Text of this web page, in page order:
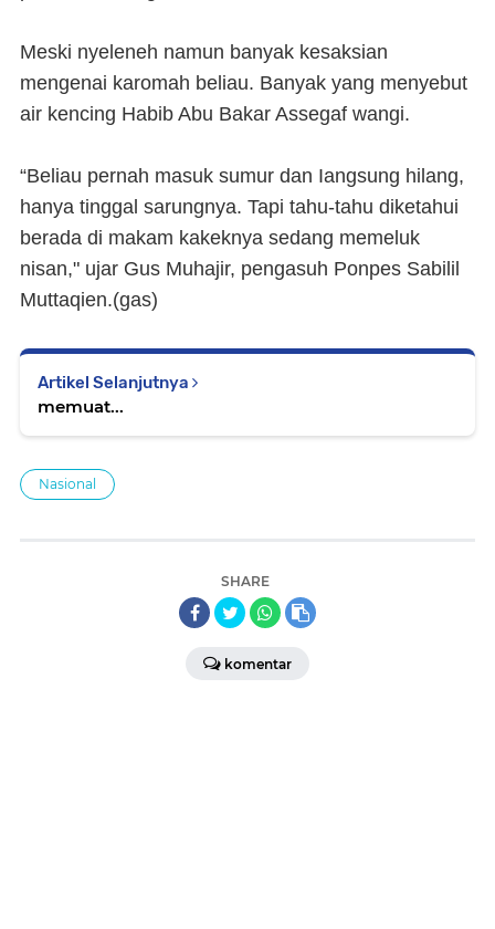
Meski nyeleneh namun banyak kesaksian
mengenai karomah beliau. Banyak yang menyebut
air kencing Habib Abu Bakar Assegaf wangi.
“Beliau pernah masuk sumur dan Iangsung hilang,
hanya tinggal sarungnya. Tapi tahu-tahu diketahui
berada di makam kakeknya sedang memeluk
nisan," ujar Gus Muhajir, pengasuh Ponpes Sabilil
Muttaqien.(gas)
Artikel Selanjutnya
memuat...
Nasional
SHARE
komentar